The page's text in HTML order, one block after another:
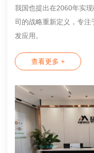
我国也提出在2060年实
司的战略重新定义，专
发应用。
查看更多 +